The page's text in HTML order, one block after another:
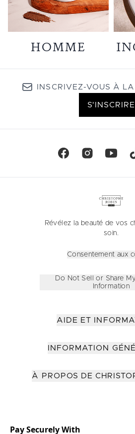
HOMME
INSCRIVEZ-VOUS À
S'INSCRIRE
Révélez la beauté de vos
soin.
Consentement aux
Do Not Sell or Share
Information
AIDE ET
INFORMATION
À PROPOS DE
Pay Securely With